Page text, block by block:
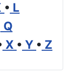
• L
Q
X • Y • Z